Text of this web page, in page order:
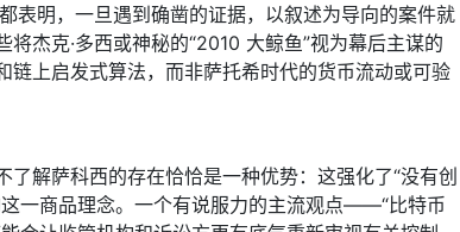
表明，一旦遇到确凿的证据，以叙述为导向的案件就
将杰克·多西或神秘的“2010 大鲸鱼”视为幕后主谋的
链上启发式算法，而非萨托希时代的货币流动或可验
了解萨科西的存在恰恰是一种优势：这强化了“没有创
一商品理念。一个有说服力的主流观点——“比特币